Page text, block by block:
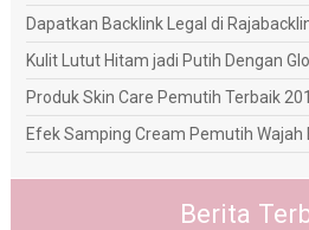
Dapatkan Backlink Legal di
Kulit Lutut Hitam jadi Putih Dengan
Produk Skin Care Pemutih Terbaik
Efek Samping Cream Pemutih Wajah
Berita